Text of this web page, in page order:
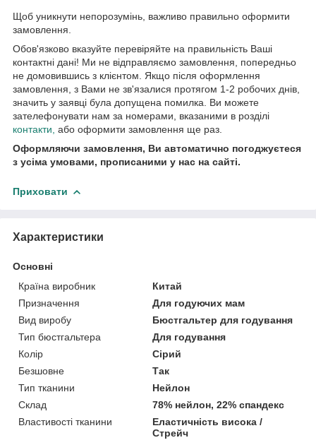
Щоб уникнути непорозумінь, важливо правильно оформити
замовлення.
Обов'язково вказуйте перевіряйте на правильність Ваші
контактні дані! Ми не відправляємо замовлення, попередньо
не домовившись з клієнтом. Якщо після оформлення
замовлення, з Вами не зв'язалися протягом 1-2 робочих днів,
значить у заявці була допущена помилка. Ви можете
зателефонувати нам за номерами, вказаними в розділі
контакти або оформити замовлення ще раз.
Оформляючи замовлення, Ви автоматично погоджуєтеся
з усіма умовами, прописаними у нас на сайті.
Приховати
Характеристики
Основні
Країна виробник
Китай
Призначення
Для годуючих мам
Вид виробу
Бюстгальтер для годування
Тип бюстгальтера
Для годування
Колір
Сірий
Безшовне
Так
Тип тканини
Нейлон
Склад
78% нейлон, 22% спандекс
Властивості тканини
Еластичність висока /
Стрейч